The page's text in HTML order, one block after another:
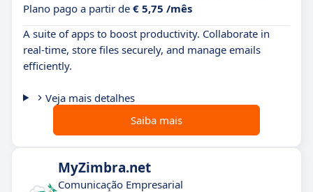
Plano pago a partir de € 5,75 /mês
A suite of apps to boost productivity. Collaborate in
real-time, store files securely, and manage emails
efficiently.
Veja mais detalhes
Saiba mais
MyZimbra.net
Comunicação Empresarial